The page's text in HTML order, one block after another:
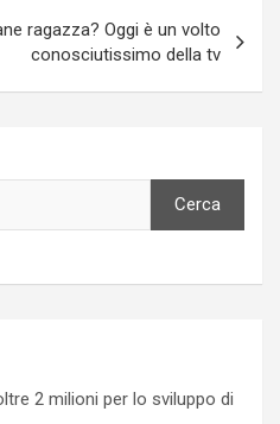
ragazza? Oggi è un volto
conosciutissimo della tv
Cerca
2 milioni per lo sviluppo di